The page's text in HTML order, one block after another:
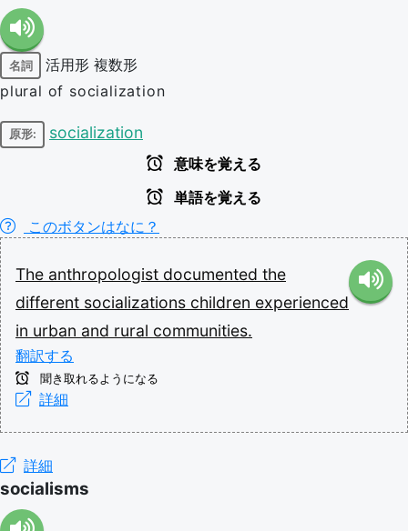
名詞 活用形 複数形
plural of socialization
原形: socialization
意味を覚える
単語を覚える
このボタンはなに？
The anthropologist documented the
different socializations children experienced
in urban and rural communities.
翻訳する
聞き取れるようになる
詳細
詳細
socialisms